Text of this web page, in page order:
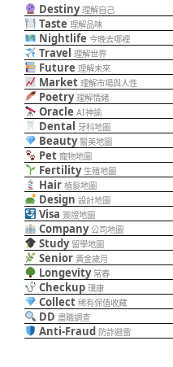
Destiny 理解自己
Taste 理解品味
Nightlife 今晚去哪裡
Travel 理解世界
Future 理解未來
Market 理解市場與人性
Poetry 理解情緒
Oracle AI神諭
Dental 牙科地圖
Beauty 醫美地圖
Pet 寵物地圖
Fertility 生殖地圖
Hair 植髮地圖
Design 設計地圖
Visa 簽證地圖
Company 公司地圖
Study 留學地圖
Senior 黃金歲月
Longevity 常春
Checkup 璞康
Collect 稀有保值收藏
DD 盡職調查
Anti-Fraud 防詐避雷